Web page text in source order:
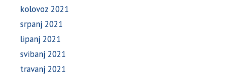
kolovoz 2021
srpanj 2021
lipanj 2021
svibanj 2021
travanj 2021